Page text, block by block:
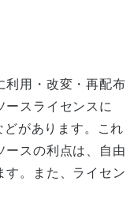
利用・改変・再配布
ースライセンスに
があります。これ
ースの利点は、自由
す。また、ライセン